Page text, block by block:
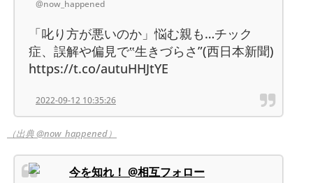
@now_happened
「叱り方が悪いのか」悩む親も…チック
症、誤解や偏見で‟生きづらさ”(西日本新聞)
https://t.co/autuHHJtYE
2022-09-12 10:35:26
（出典 @now_happened）
今を知れ！ @相互フォロー